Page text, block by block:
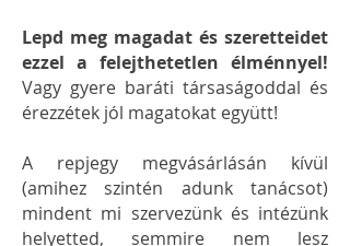
Lepd meg magadat és szeretteidet
ezzel a felejthetetlen élménnyel!
Vagy gyere baráti társaságoddal és
érezzétek jól magatokat együtt!
A repjegy megvásárlásán kívül
(amihez szintén adunk tanácsot)
mindent mi szervezünk és intézünk
helyetted, semmire nem lesz